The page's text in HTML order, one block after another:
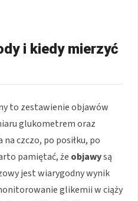
i kiedy mierzyć
to zestawienie objawów
glukometrem oraz
czczo, po posiłku, po
pamiętać, że objawysą
jest wiarygodny wynik
glikemii w ciąży